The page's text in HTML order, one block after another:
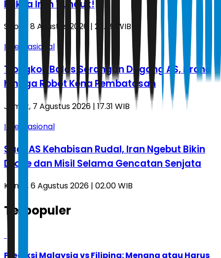
Paksa Iran Tunduk!
Sabtu, 8 Agustus 2026 | 23.59 WIB
Internasional
Tiongkok Balas Serangan Dagang AS, Drone
hingga Robot Kena Pembatasan
Jumat, 7 Agustus 2026 | 17.31 WIB
Internasional
Saat AS Kehabisan Rudal, Iran Ngebut Bikin
Drone dan Misil Selama Gencatan Senjata
Kamis, 6 Agustus 2026 | 02.00 WIB
Terpopuler
Prediksi Malaysia vs Filipina: Menang atau Harus